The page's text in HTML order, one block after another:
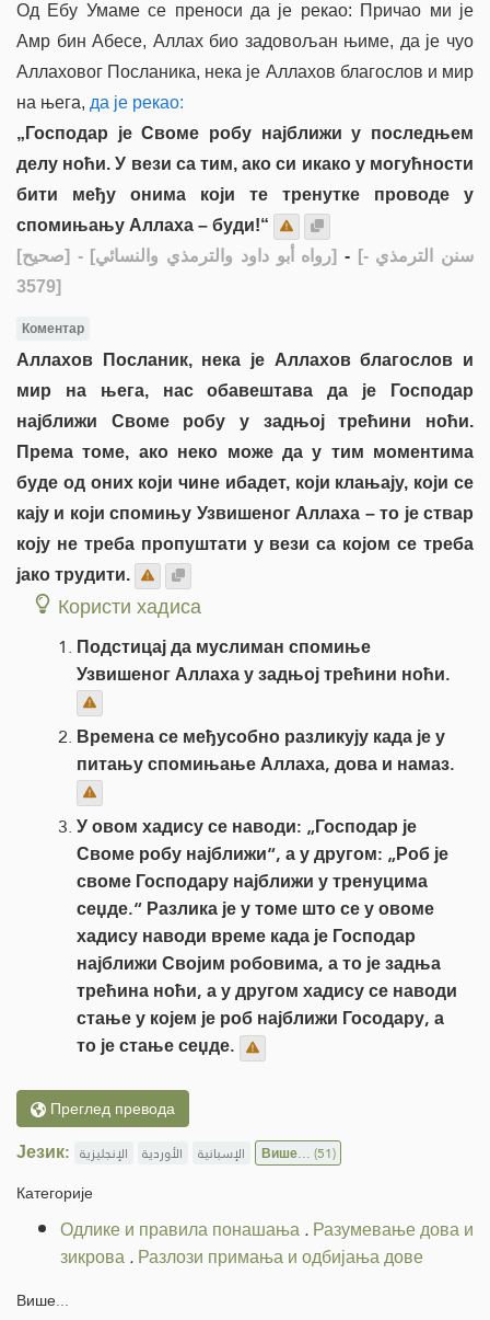
Од Ебу Умаме се преноси да је рекао: Причао ми је
Амр бин Абесе, Аллах био задовољан њиме, да је чуо
Аллаховог Посланика, нека је Аллахов благослов и мир
на њега, да је рекао:
„Господар је Своме робу најближи у последњем
делу ноћи. У вези са тим, ако си икако у могућности
бити међу онима који те тренутке проводе у
спомињању Аллаха – буди!“
[صحيح]
- [رواه أبو داود والترمذي والنسائي] - [سنن الترمذي -
3579]
Коментар
Аллахов Посланик, нека је Аллахов благослов и
мир на њега, нас обавештава да је Господар
најближи Своме робу у задњој трећини ноћи.
Према томе, ако неко може да у тим моментима
буде од оних који чине ибадет, који клањају, који се
кају и који спомињу Узвишеног Аллаха – то је ствар
коју не треба пропуштати у вези са којом се треба
јако трудити.
Користи хадиса
Подстицај да муслиман спомиње
Узвишеног Аллаха у задњој трећини ноћи.
Времена се међусобно разликују када је у
питању спомињање Аллаха, дова и намаз.
У овом хадису се наводи: „Господар је
Своме робу најближи“, а у другом: „Роб је
своме Господару најближи у тренуцима
сеџде.“ Разлика је у томе што се у овоме
хадису наводи време када је Господар
најближи Својим робовима, а то је задња
трећина ноћи, а у другом хадису се наводи
стање у којем је роб најближи Госодару, а
то је стање сеџде.
Преглед превода
Језик: الإنجليزية الأوردية الإسبانية Више...(51)
Категорије
Одлике и правила понашања.Разумевање дова и
зикрова.Разлози примања и одбијања дове
Више...